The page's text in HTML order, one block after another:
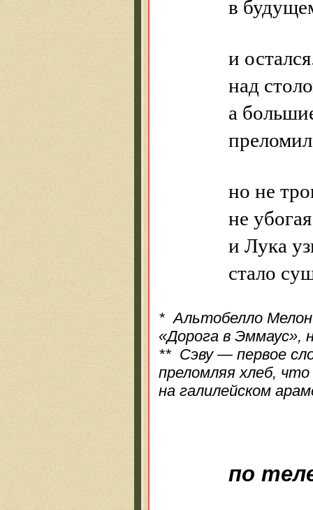
в
и
над
а
но не
не
и Лука
стало
* Альтобелло
«Дорога в Эммаус»,
** Сэву — первое
преломляя хлеб,
на галилейском
по